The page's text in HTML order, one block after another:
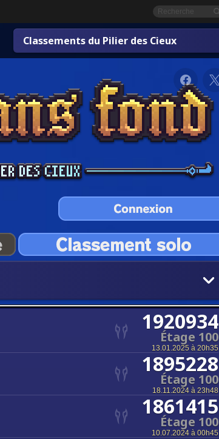
Classements du Pilier des Cieux
1920934
Étage 100
13.01.2025 à 20h35
1895228
Étage 100
18.11.2024 à 23h48
1861415
Étage 100
10.07.2024 à 00h45